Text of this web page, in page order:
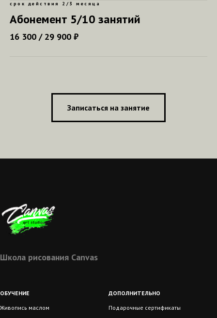
срок действия 2/3 месяца
Абонемент 5/10 занятий
16 300 / 29 900 ₽
Записаться на занятие
Школа рисования Сanvas
ОБУЧЕНИЕ
Живопись маслом
ДОПОЛНИТЕЛЬНО
Подарочные сертификаты